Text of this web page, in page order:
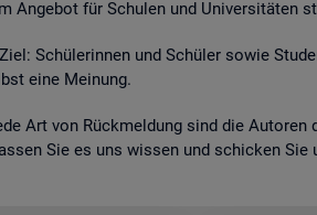
An­ge­bot für Schu­len und Uni­ver­si­tä­ten
Schü­le­rin­nen und Schü­ler sowie
eine Mei­nung.
Art von Rück­mel­dung sind die
Sie es uns wis­sen und schi­cken Sie